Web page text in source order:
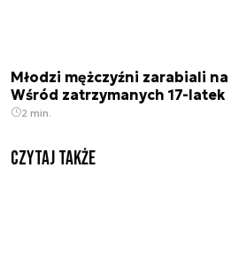
Młodzi mężczyźni zarabiali na
Wśród zatrzymanych 17-latek
2 min.
Czytaj także